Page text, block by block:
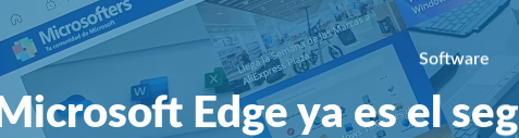
Software
Microsoft Edge ya es el